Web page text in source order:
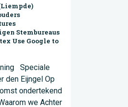
Stembureaus
Use Google to
\u003Cbutton type=\u0022button\u0022 class=\u0022eu-cookie-withdraw-button\u0022\u003EWithdraw consent\u003C\/button\u003E\n \u003C\/div\u003E\n \u003C\/div\u003E\n\u003C\/div\u003E","withdraw_enabled":false,"withdraw_button_on_info_popup":false,"cookie_categories":["functional","analytics","social"],"enable_save_preferences_button":true,"fix_first_cookie_category":true,"select_all_categories_by_default":false},"radioactivity":{"type":"default","endpoint":"https:\/\/www.boxtel.nl\/radioactivity\/emit"},"responsive":{"breakpoints":{"mobile":"","small":"(min-width: 480px)","medium":"(min-width: 768px)","large":"(min-width: 992px)"}},"ra_emit_0":"{\u0022fn\u0022:\u0022field_radioactivity\u0022,\u0022et\u0022:\u0022node\u0022,\u0022id\u0022:\u002272\u0022,\u0022e\u0022:10,\u0022h\u0022:\u002299a7235ac7b2040bb5d4c8d44f96696d644c8e95\u0022}","field_group":{"html_element":{"mode":"default","context":"view","settings":{"id